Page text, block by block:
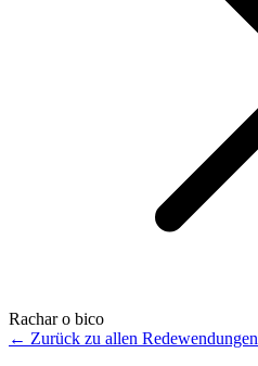
Rachar o bico
← Zurück zu allen Redewendungen